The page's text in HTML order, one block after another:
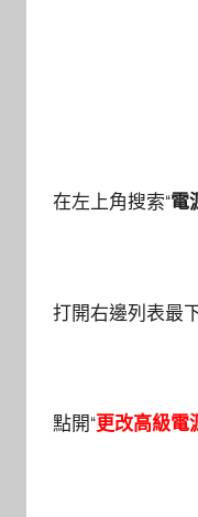
在左上角搜索“電
打開右邊列表最
點開“更改高級電